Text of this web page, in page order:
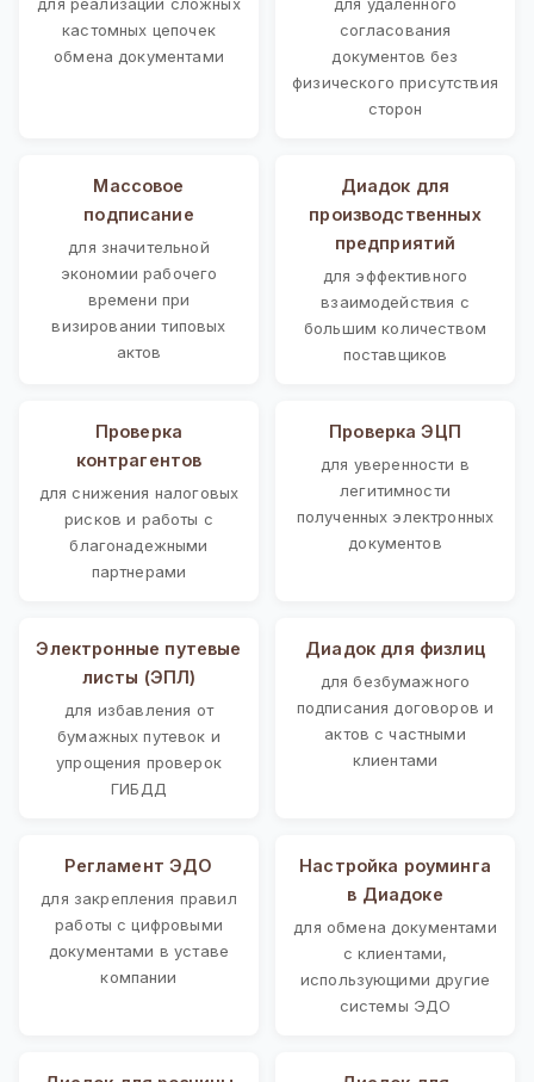
кастомных цепочек
обмена документами
согласования
документов без
физического присутствия
сторон
Массовое
подписание
для значительной
экономии рабочего
времени при
визировании типовых
актов
Диадок для
производственных
предприятий
для эффективного
взаимодействия с
большим количеством
поставщиков
Проверка
контрагентов
для снижения налоговых
рисков и работы с
благонадежными
партнерами
Проверка ЭЦП
для уверенности в
легитимности
полученных электронных
документов
Электронные путевые
листы (ЭПЛ)
для избавления от
бумажных путевок и
упрощения проверок
ГИБДД
Диадок для физлиц
для безбумажного
подписания договоров и
актов с частными
клиентами
Регламент ЭДО
для закрепления правил
работы с цифровыми
документами в уставе
компании
Настройка роуминга
в Диадоке
для обмена документами
с клиентами,
использующими другие
системы ЭДО